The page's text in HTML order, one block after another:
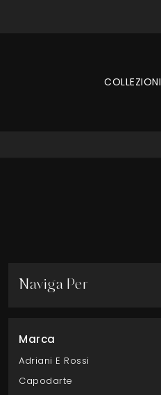
COLLEZIONI
Naviga Per
Marca
Adriani E Rossi
Capodarte